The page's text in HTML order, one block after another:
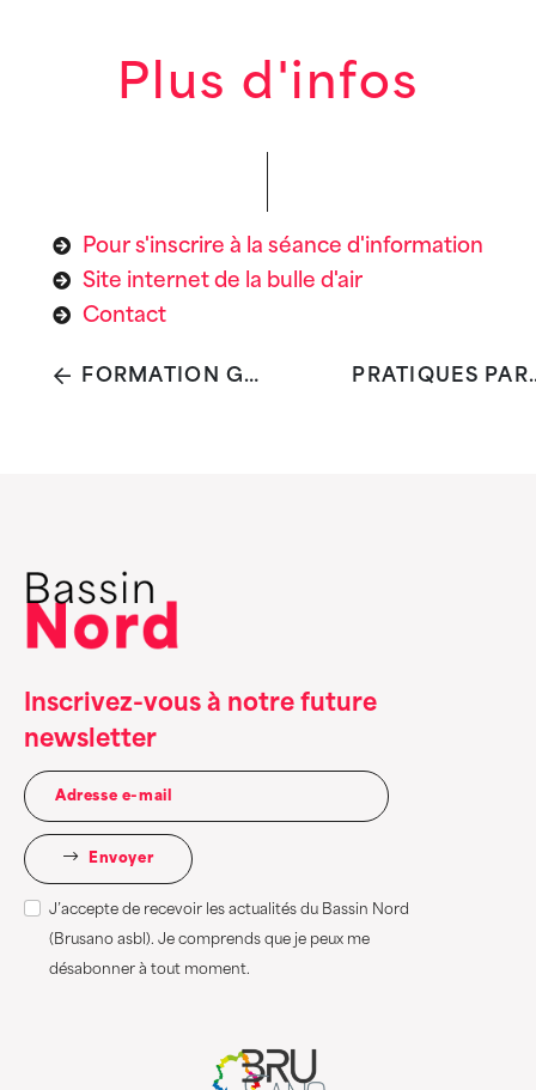
Plus d'infos
Pour s'inscrire à la séance d'information
Site internet de la bulle d'air
Contact
FORMATION GOOD FOOD POUR LE SECTEUR SOCIAL SANTÉ PRATIQUES
Inscrivez-vous à notre future
newsletter
Envoyer
J’accepte de recevoir les actualités du Bassin Nord
(Brusano asbl). Je comprends que je peux me
désabonner à tout moment.